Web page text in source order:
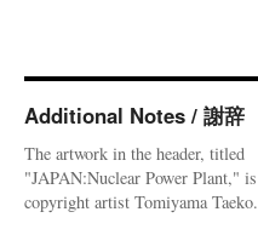
Additional Notes / 謝辞
The artwork in the header, titled
"JAPAN:Nuclear Power Plant," is
copyright artist Tomiyama Taeko.